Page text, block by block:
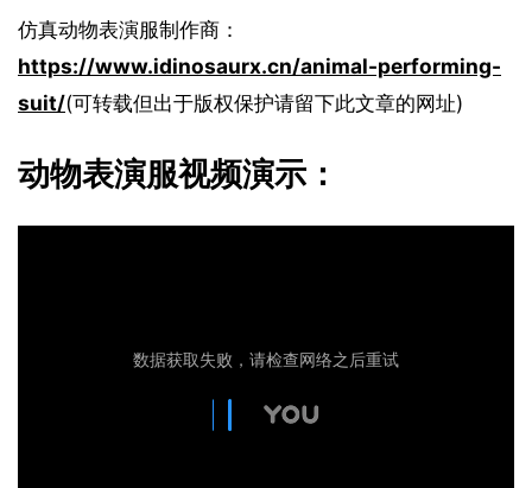
仿真动物表演服制作商：
https://www.idinosaurx.cn/animal-performing-
suit/(可转载但出于版权保护请留下此文章的网址)
动物表演服视频演示：